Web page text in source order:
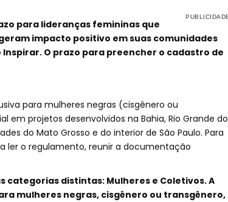
para lideranças femininas que
impacto positivo em suas comunidades
O prazo para preencher o cadastro de
para mulheres negras (cisgênero ou
projetos desenvolvidos na Bahia, Rio Grande do
do Mato Grosso e do interior de São Paulo. Para
ler o regulamento, reunir a documentação
categorias distintas: Mulheres e Coletivos. A
mulheres negras, cisgênero ou transgênero,